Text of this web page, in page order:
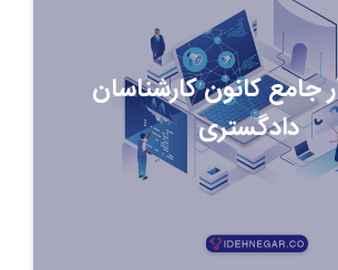
جامع کانون کارشناسان
دادگستری